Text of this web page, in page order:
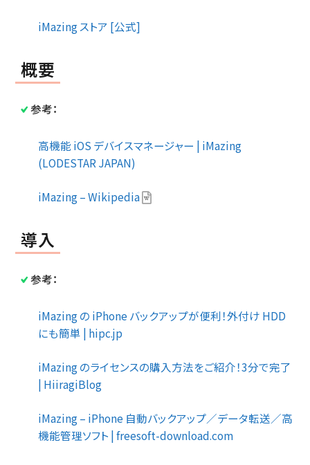
iMazing ストア [公式]
概要
参考：
高機能 iOS デバイスマネージャー | iMazing
(LODESTAR JAPAN)
iMazing – Wikipedia
導入
参考：
iMazing の iPhone バックアップが便利！外付け HDD
にも簡単 | hipc.jp
iMazing のライセンスの購入方法をご紹介！3分で完了
| HiiragiBlog
iMazing – iPhone 自動バックアップ／データ転送／高
機能管理ソフト | freesoft-download.com